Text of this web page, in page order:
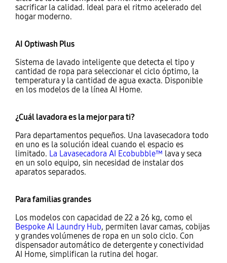
sacrificar la calidad. Ideal para el ritmo acelerado del
hogar moderno.
AI Optiwash Plus
Sistema de lavado inteligente que detecta el tipo y
cantidad de ropa para seleccionar el ciclo óptimo, la
temperatura y la cantidad de agua exacta. Disponible
en los modelos de la línea AI Home.
¿Cuál lavadora es la mejor para ti?
Para departamentos pequeños. Una lavasecadora todo
en uno es la solución ideal cuando el espacio es
limitado. La Lavasecadora AI Ecobubble™ lava y seca
en un solo equipo, sin necesidad de instalar dos
aparatos separados.
Para familias grandes
Los modelos con capacidad de 22 a 26 kg, como el
Bespoke AI Laundry Hub, permiten lavar camas, cobijas
y grandes volúmenes de ropa en un solo ciclo. Con
dispensador automático de detergente y conectividad
AI Home, simplifican la rutina del hogar.